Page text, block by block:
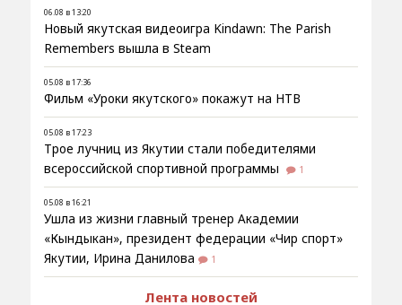
06.08 в 13:20
Новый якутская видеоигра Kindawn: The Parish
Remembers вышла в Steam
05.08 в 17:36
Фильм «Уроки якутского» покажут на НТВ
05.08 в 17:23
Трое лучниц из Якутии стали победителями
всероссийской спортивной программы
1
05.08 в 16:21
Ушла из жизни главный тренер Академии
«Кындыкан», президент федерации «Чир спорт»
Якутии, Ирина Данилова
1
Лента новостей